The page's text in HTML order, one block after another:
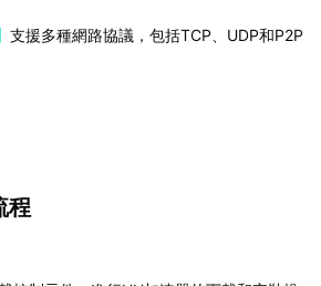
支援多種網路協議，包括TCP、UDP和P2P
程